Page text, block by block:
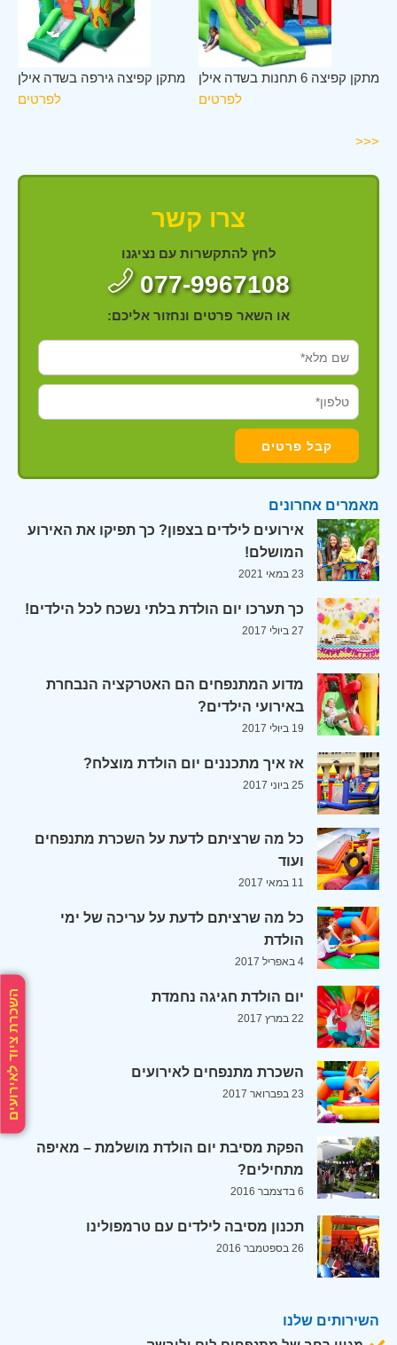
השכרת ציוד לאירועים
מתקן קפיצה גירפה בשדה אילן
לפרטים
מתקן קפיצה 6 תחנות בשדה אילן
לפרטים
<<<
צרו קשר
לחץ להתקשרות עם נציגנו
077-9967108
או השאר פרטים ונחזור אליכם:
מאמרים אחרונים
אירועים לילדים בצפון? כך תפיקו את האירוע
המושלם!
23 במאי 2021
כך תערכו יום הולדת בלתי נשכח לכל הילדים!
27 ביולי 2017
מדוע המתנפחים הם האטרקציה הנבחרת
באירועי הילדים?
19 ביולי 2017
אז איך מתכננים יום הולדת מוצלח?
25 ביוני 2017
כל מה שרציתם לדעת על השכרת מתנפחים
ועוד
11 במאי 2017
כל מה שרציתם לדעת על עריכה של ימי
הולדת
4 באפריל 2017
יום הולדת חגיגה נחמדת
22 במרץ 2017
השכרת מתנפחים לאירועים
23 בפברואר 2017
הפקת מסיבת יום הולדת מושלמת – מאיפה
מתחילים?
6 בדצמבר 2016
תכנון מסיבה לילדים עם טרמפולינו
26 בספטמבר 2016
השירותים שלנו